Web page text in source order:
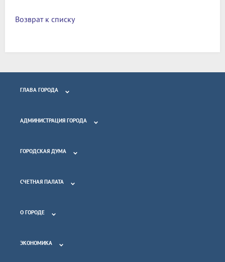
Возврат к списку
ГЛАВА ГОРОДА
АДМИНИСТРАЦИЯ ГОРОДА
ГОРОДСКАЯ ДУМА
СЧЕТНАЯ ПАЛАТА
О ГОРОДЕ
ЭКОНОМИКА